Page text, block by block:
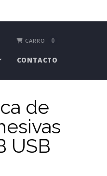
CARRO 0
CONTACTO
de
USB